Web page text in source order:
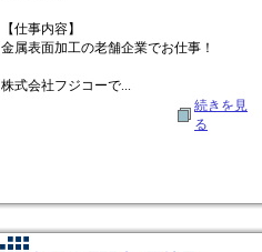
【仕事内容】
金属表面加工の老舗企業でお仕事！
株式会社フジコーで...
続きを見
る